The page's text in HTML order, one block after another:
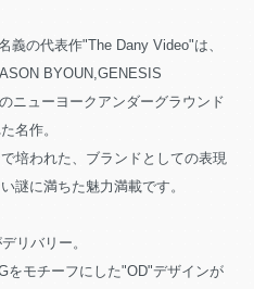
義の代表作"The Dany Video"は、
BYOUN,GENESIS
ニューヨークアンダーグラウンド
名作。
培われた、ブランドとしての表現
謎に満ちた魅力満載です。
リバリー。
をモチーフにした"OD"デザインが